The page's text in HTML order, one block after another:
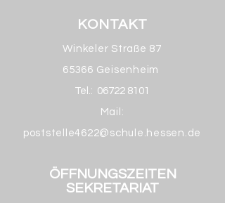
KONTAKT
Winkeler Straße 87
65366 Geisenheim
Tel.: 06722 8101
Mail:
poststelle4622@schule.hessen.de
ÖFFNUNGSZEITEN
SEKRETARIAT